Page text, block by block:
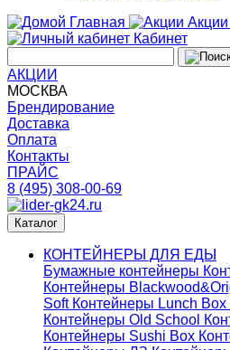
Главная
Акции
Кабинет
АКЦИИ
МОСКВА
Брендирование
Доставка
Оплата
Контакты
ПРАЙС
8 (495) 308-00-69
Каталог
КОНТЕЙНЕРЫ ДЛЯ ЕДЫ
Бумажные контейнеры
Контейнеры
Soft Контейнеры Lunch Box
Контейнеры Old School
Контейнеры Sushi Box